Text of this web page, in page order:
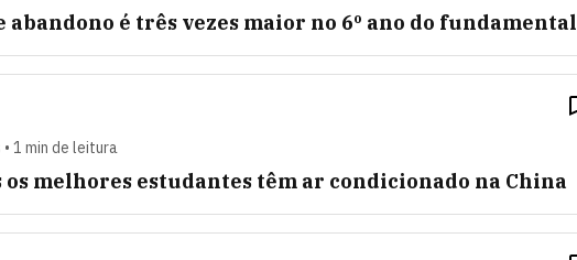
abandono é três vezes maior no 6º ano do fundamental
1 min de leitura
os melhores estudantes têm ar condicionado na China